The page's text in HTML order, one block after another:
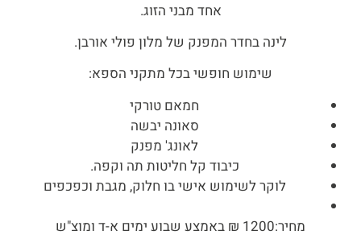
אחד מבני הזוג.
לינה בחדר המפנק של מלון פולי אורבן.
שימוש חופשי בכל מתקני הספא:
חמאם טורקי
סאונה יבשה
לאונג' מפנק
כיבוד קל חליטות תה וקפה.
לוקר לשימוש אישי בו חלוק, מגבת וכפכפים
מחיר:1200 ₪ באמצע שבוע ימים א-ד ומוצ"ש